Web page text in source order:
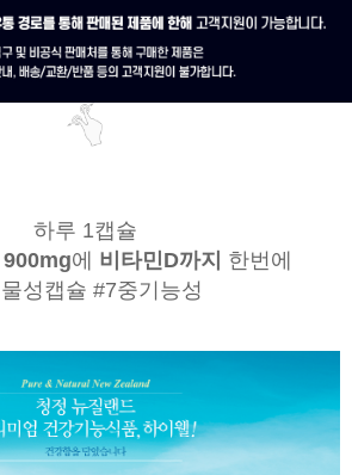
하루 1캡슐
에 비타민D까지 한번에
성캡슐 #7중기능성